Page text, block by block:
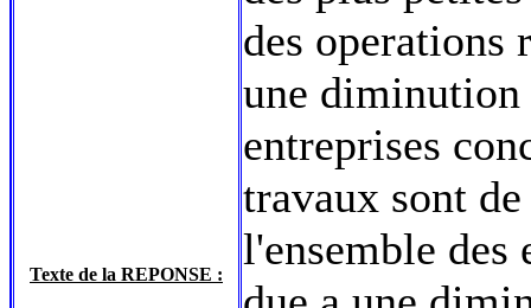
Texte de la REPONSE :
des operations
une diminution
entreprises
travaux sont
l'ensemble des